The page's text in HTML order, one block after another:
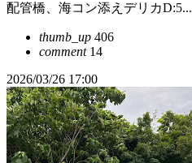
配管橋、海コン添えデリカD:5...
thumb_up 406
comment14
2026/03/26 17:00